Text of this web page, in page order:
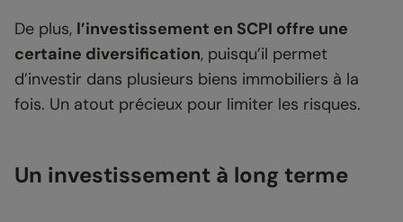
De plus, l’investissement en SCPI offre une
certaine diversification, puisqu’il permet
d’investir dans plusieurs biens immobiliers à la
fois. Un atout précieux pour limiter les risques.
Un investissement à long terme